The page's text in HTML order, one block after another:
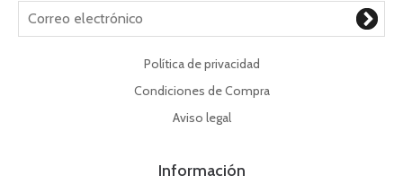
Política de privacidad
Condiciones de Compra
Aviso legal
Información